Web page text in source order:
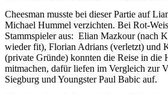
Cheesman musste bei dieser Partie auf
Michael Hummel verzichten. Bei Rot-
Stammspieler aus: Elian Mazkour (nach
wieder fit), Florian Adrians (verletzt) und
(private Gründe) konnten die Reise in die
mitmachen, dafür liefen im Vergleich zur
Siegburg und Youngster Paul Babic auf.